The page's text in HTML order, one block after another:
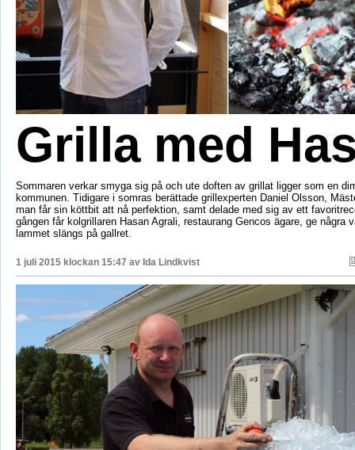
Grilla med
Sommaren verkar smyga sig på och ute doften av grillat ligger som en
kommunen. Tidigare i somras berättade grillexperten Daniel Olsson,
man får sin köttbit att nå perfektion, samt delade med sig av ett
gången får kolgrillaren Hasan Agrali, restaurang Gencos ägare, ge några
lammet slängs på gallret.
1 juli 2015 klockan 15:47 av Ida Lindkvist